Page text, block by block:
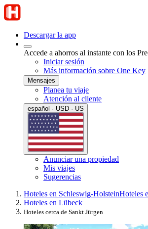
Descargar la app
Accede a ahorros al instante con los
Iniciar sesión
Más información sobre One Key
Mensajes
Planea tu viaje
Atención al cliente
español · USD · US
Anunciar una propiedad
Mis viajes
Sugerencias
Hoteles en Schleswig-HolsteinHoteles
Hoteles en Lübeck
Hoteles cerca de Sankt Jürgen